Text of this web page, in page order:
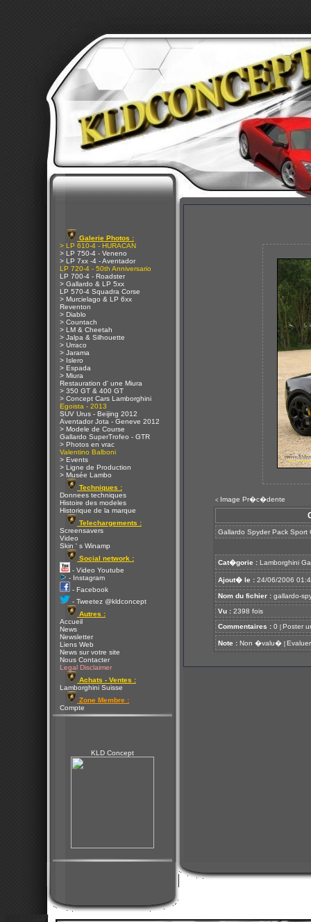
Galerie Photos :
> LP 610-4 - HURACAN
> LP 750-4 - Veneno
> LP 7xx -4 - Aventador
LP 720-4 - 50th Anniversario
LP 700-4 - Roadster
> Gallardo & LP 5xx
LP 570-4 Squadra Corse
> Murcielago & LP 6xx
Reventon
> Diablo
> Countach
> LM & Cheetah
> Jalpa & Silhouette
> Urraco
> Jarama
> Islero
> Espada
> Miura
Restauration d' une Miura
> 350 GT & 400 GT
> Concept Cars Lamborghini
Egoista - 2013
SUV Urus - Beijing 2012
Aventador Jota - Geneve 2012
> Modele de Course
Gallardo SuperTrofeo - GTR
> Photos en vrac
Valentino Balboni
> Events
> Ligne de Production
> Musée Lambo
Techniques :
Donnees techniques
Histoire des modeles
Historique de la marque
Telechargements :
Screensavers
Video
Skin ' s Winamp
Social network :
- Video Youtube
- Instagram
- Facebook
- Tweetez @kldconcept
Autres :
Accueil
News
Newsletter
Liens Web
News sur votre site
Nous Contacter
Legal Disclaimer
Achats - Ventes :
Lamborghini Suisse
Zone Membre :
Compte
KLD Concept
< Image Pr�c�dente
Gallardo Spyder Pack Sport
Cat�gorie : Lamborghini
Ajout� le : 24/06/2006
Nom du fichier : gallardo-
Vu : 2398 fois
Commentaires : 0 [ Poster
Note : Non �valu� [ Evaluer